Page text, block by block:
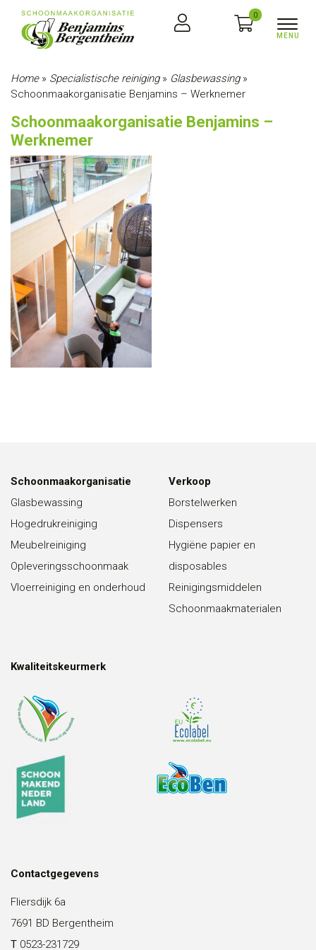
0
Home» Specialistische reiniging» Glasbewassing»
Schoonmaakorganisatie Benjamins – Werknemer
Schoonmaakorganisatie Benjamins –
Werknemer
Schoonmaakorganisatie
Glasbewassing
Hogedrukreiniging
Meubelreiniging
Opleveringsschoonmaak
Vloerreiniging en onderhoud
Verkoop
Borstelwerken
Dispensers
Hygiëne papier en
disposables
Reinigingsmiddelen
Schoonmaakmaterialen
Kwaliteitskeurmerk
Contactgegevens
Fliersdijk 6a
7691 BD Bergentheim
T 0523-231729